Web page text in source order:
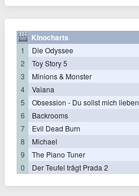
Kinocharts
1 Die Odyssee
2
Toy Story 5
3
Minions & Monster
4
Vaiana
5
Obsession - Du sollst mich lieben
6
Backrooms
7
Evil Dead Burn
8
Michael
9
The Piano Tuner
0
Der Teufel trägt Prada 2